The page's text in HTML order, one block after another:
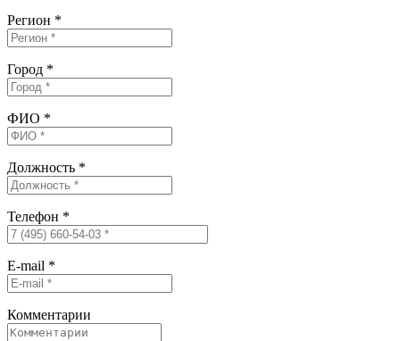
Регион *
Город *
ФИО *
Должность *
Телефон *
E-mail *
Комментарии